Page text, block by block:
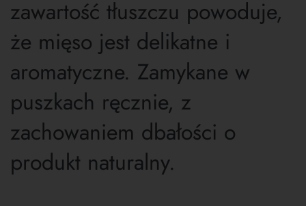
zawartość tłuszczu powoduje,
że mięso jest delikatne i
aromatyczne. Zamykane w
puszkach ręcznie, z
zachowaniem dbałości o
produkt naturalny.